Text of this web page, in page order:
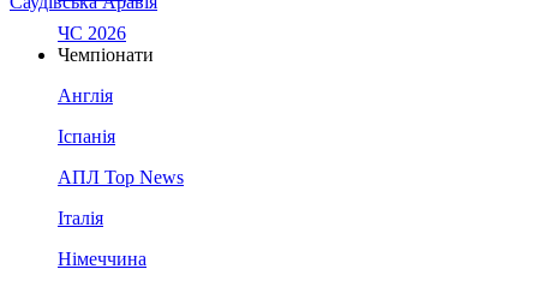
ЧС 2026
Чемпіонати
Англія
Іспанія
АПЛ Top News
Італія
Німеччина